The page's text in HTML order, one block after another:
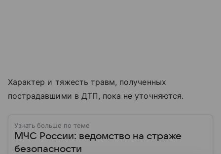
Характер и тяжесть травм, полученных
пострадавшими в ДТП, пока не уточняются.
Узнать больше по теме
МЧС России: ведомство на страже
безопасности